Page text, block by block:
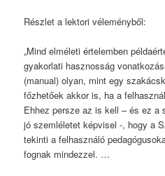
Részlet a lektori véleményből:
„Mind elméleti értelemben
gyakorlati hasznosság
(manual) olyan, mint egy
főzhetőek akkor is, ha a
Ehhez persze az is kell – és ez a
jó szemléletet képvisel -, hogy a
tekinti a felhasználó
fognak mindezzel. …